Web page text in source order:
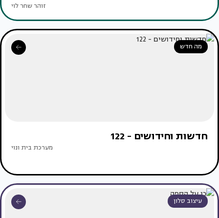
זוהר שחר לוי
מה חדש
חדשות וחידושים - 122
מערכת בית ונוי
עיצוב סלון